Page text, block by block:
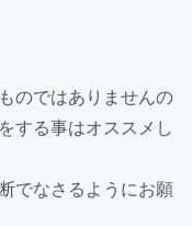
のではありませんの
する事はオススメし
でなさるようにお願